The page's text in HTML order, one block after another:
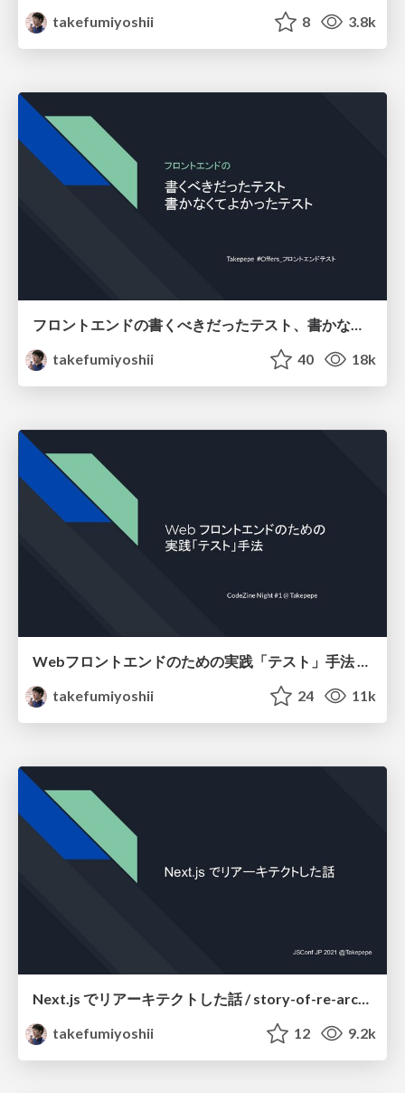
takefumiyoshii
8 3.8k
フロントエンドの書くべきだったテスト、書かなくてよかったテスト
takefumiyoshii
40 18k
Webフロントエンドのための実践「テスト」手法 CodeZine Night #1
takefumiyoshii
24 11k
takefumiyoshii
12 9.2k